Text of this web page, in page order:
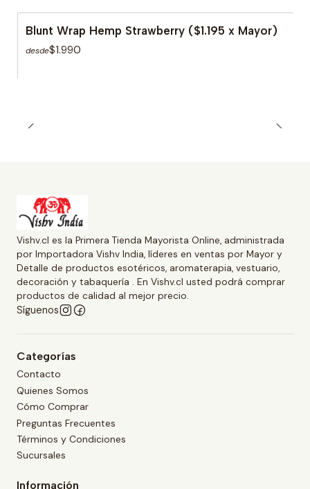
Blunt Wrap Hemp Strawberry ($1.195 x Mayor)
desde$1.990
Vishv.cl es la Primera Tienda Mayorista Online, administrada
por Importadora Vishv India, líderes en ventas por Mayor y
Detalle de productos esotéricos, aromaterapia, vestuario,
decoración y tabaquería . En Vishv.cl usted podrá comprar
productos de calidad al mejor precio.
Síguenos
Categorías
Contacto
Quienes Somos
Cómo Comprar
Preguntas Frecuentes
Términos y Condiciones
Sucursales
Información